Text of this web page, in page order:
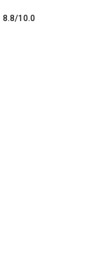
8.8/10.0